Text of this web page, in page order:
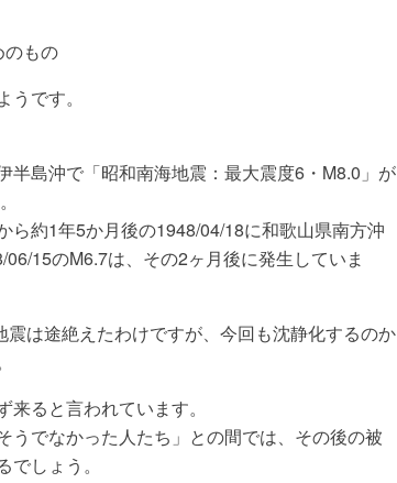
のもの
です。
半島沖で「昭和南海地震：最大震度6・M8.0」が
ら約1年5か月後の1948/04/18に和歌山県南方沖
15のM6.7は、その2ヶ月後に発生していま
は途絶えたわけですが、今回も沈静化するのか
ると言われています。
うでなかった人たち」との間では、その後の被
しょう。